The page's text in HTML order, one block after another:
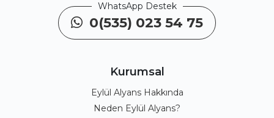
WhatsApp Destek
0(535) 023 54 75
Kurumsal
Eylül Alyans Hakkında
Neden Eylül Alyans?